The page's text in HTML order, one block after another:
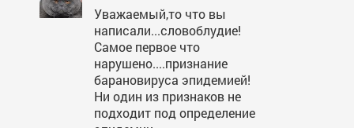
Уважаемый,то что вы
написали...словоблудие!
Самое первое что
нарушено....признание
барановируса эпидемией!
Ни один из признаков не
подходит под определение